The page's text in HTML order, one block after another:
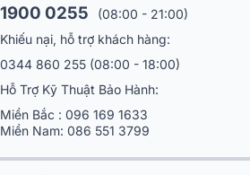
1900 0255
(08:00 - 21:00)
Khiếu nại, hỗ trợ khách hàng:
0344 860 255 (08:00 - 18:00)
Hỗ Trợ Kỹ Thuật Bảo Hành:
Miền Bắc : 096 169 1633
Miền Nam: 086 551 3799